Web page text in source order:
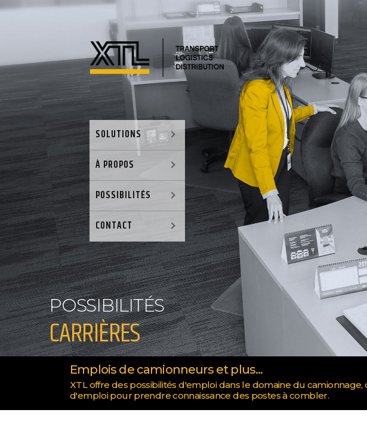
SOLUTIONS
À PROPOS
POSSIBILITÉS
CONTACT
POSSIBILITÉS
CARRIÈRES
Emplois de camionneurs et plus...
XTL offre des possibilités d'emploi dans le domaine du
d'emploi pour prendre connaissance des postes à combler.